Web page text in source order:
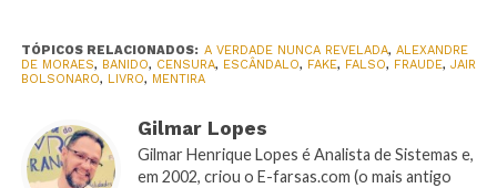
TÓPICOS RELACIONADOS: A VERDADE NUNCA REVELADA, ALEXANDRE
DE MORAES, BANIDO, CENSURA, ESCÂNDALO, FAKE, FALSO, FRAUDE, JAIR
BOLSONARO, LIVRO, MENTIRA
Gilmar Lopes
Gilmar Henrique Lopes é Analista de Sistemas e,
em 2002, criou o E-farsas.com (o mais antigo